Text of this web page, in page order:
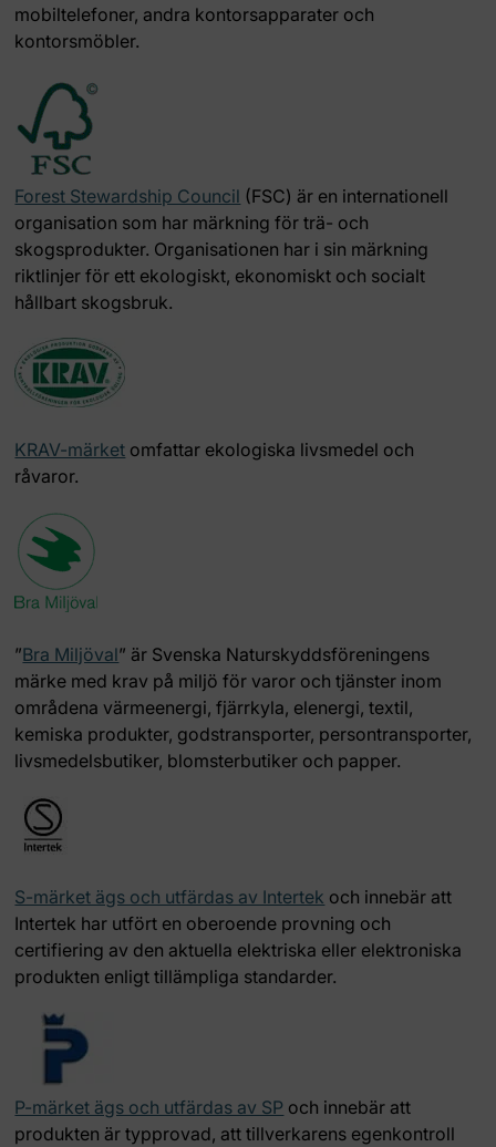
mobiltelefoner, andra kontorsapparater och
kontorsmöbler.
Forest Stewardship Council (FSC) är en internationell
organisation som har märkning för trä- och
skogsprodukter. Organisationen har i sin märkning
riktlinjer för ett ekologiskt, ekonomiskt och socialt
hållbart skogsbruk.
KRAV-märket omfattar ekologiska livsmedel och
råvaror.
”Bra Miljöval” är Svenska Naturskyddsföreningens
märke med krav på miljö för varor och tjänster inom
områdena värmeenergi, fjärrkyla, elenergi, textil,
kemiska produkter, godstransporter, persontransporter,
livsmedelsbutiker, blomsterbutiker och papper.
S-märket ägs och utfärdas av Intertek och innebär att
Intertek har utfört en oberoende provning och
certifiering av den aktuella elektriska eller elektroniska
produkten enligt tillämpliga standarder.
P-märket ägs och utfärdas av SP och innebär att
produkten är typprovad, att tillverkarens egenkontroll